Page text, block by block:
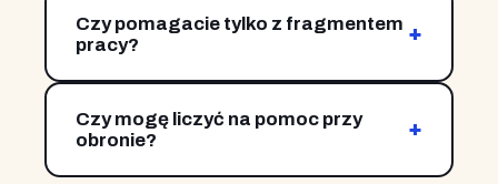
SQL/NoSQL — dobór zależy od tematu i
wymagań.
Czy pomagacie tylko z fragmentem
pracy?
+
Zakres ustalamy przy wycenie.
Czy mogę liczyć na pomoc przy
obronie?
+